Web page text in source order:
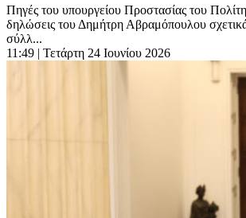
Πηγές του υπουργείου Προστασίας του
δηλώσεις του Δημήτρη Αβραμόπουλου
σύλλ...
11:49 | Τετάρτη 24 Ιουνίου 2026